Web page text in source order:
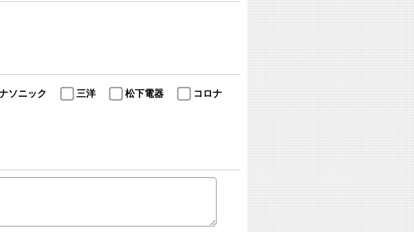
ソニック 三洋 松下電器
コロナ